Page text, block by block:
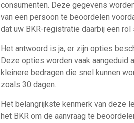
consumenten. Deze gegevens
van een persoon te beoordelen
dat uw BKR-registratie daarbij een
Het antwoord is ja, er zijn opties
Deze opties worden vaak aangeduid
kleinere bedragen die snel kunnen
zoals 30 dagen.
Het belangrijkste kenmerk van deze
het BKR om de aanvraag te